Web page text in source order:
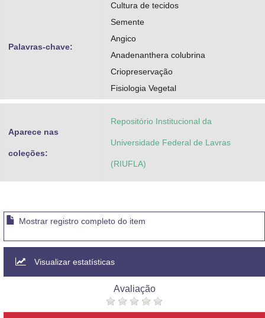
Palavras-chave:
Cultura de tecidos
Semente
Angico
Anadenanthera colubrina
Criopreservação
Fisiologia Vegetal
Aparece nas
coleções:
Repositório Institucional da
Universidade Federal de Lavras
(RIUFLA)
Mostrar registro completo do item
Visualizar estatísticas
Avaliação